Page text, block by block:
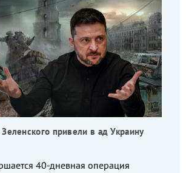
привели в ад Украину
40-дневная операция